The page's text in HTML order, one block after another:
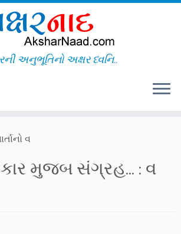
અનુભૂતિનો અક્ષર ધ્વનિ..
વ
મુજબ સંગ્રહ... : વ